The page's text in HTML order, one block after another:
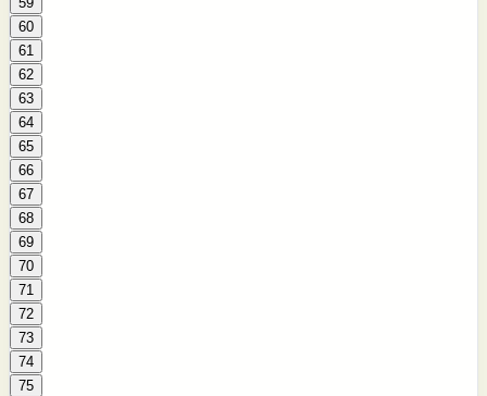
60
61
62
63
64
65
66
67
68
69
70
71
72
73
74
75